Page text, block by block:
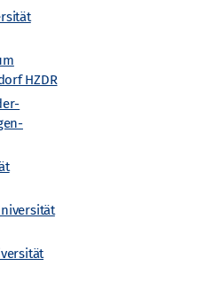
HZDR
Veranstaltungen